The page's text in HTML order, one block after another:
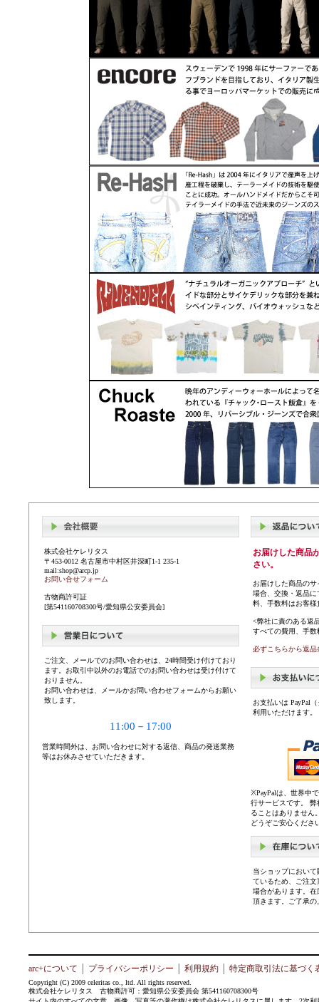
株式会社ケレリタス
〒453-0012 名古屋市中村区井深町1-1 235-1
mail:shop@arcp.jp
お問い合せフォーム
古物商許可証
[第541160708300号/愛知県公安委員会]
ご注文、メールでのお問い合わせは、24時間受け付けており
ます。お取引中以外のお電話でのお問い合わせは受け付けて
おりません。
お問い合わせは、メールかお問い合わせフォームからお願い
致します。
11:00－17:00
営業時間外は、お問い合わせに対する返信、商品の発送業務
等はお休みさせていただきます。
お届けした商品
さい。
お届けした商品の
場合、交換・返品
料、手数料はお客
<弊社に責のある返
すべての費用、手
必ずこちらから返
お支払いは PayPal
利用いただけます。
※PayPalは、世界中
行サービスです。
ることはありません
どうぞご安心くださ
当ショップにおい
ているため、ご注
場合があります。
頂きます。ご了承
arc+について プライバシーポリシー 利用規約 特定商取引法に基づく
Copyright (C) 2009 celeritas co., ltd. All rights reserved.
株式会社ケレリタス 古物商許可：愛知県公安委員会 第541160708300号